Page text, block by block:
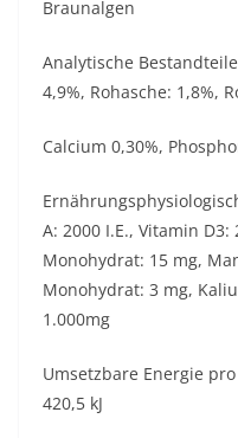
Braunalgen
Analytische
4,9%, Rohasche: 1,8%,
Calcium 0,30%,
A: 2000 I.E., Vitamin D3:
Monohydrat: 15 mg,
Monohydrat: 3 mg,
1.000mg
Umsetzbare Energie
420,5 kJ